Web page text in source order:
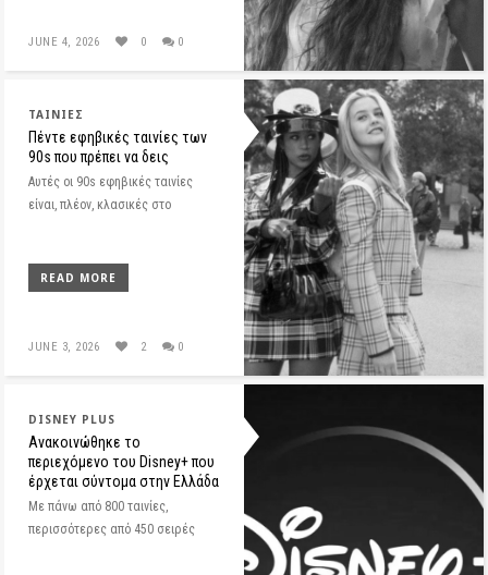
JUNE 4, 2026 0 0
ΤΑΙΝΊΕΣ
Πέντε εφηβικές ταινίες των
90s που πρέπει να δεις
Αυτές οι 90s εφηβικές ταινίες
είναι, πλέον, κλασικές στο
READ MORE
JUNE 3, 2026 2 0
DISNEY PLUS
Ανακοινώθηκε το
περιεχόμενο του Disney+ που
έρχεται σύντομα στην Ελλάδα
Με πάνω από 800 ταινίες,
περισσότερες από 450 σειρές